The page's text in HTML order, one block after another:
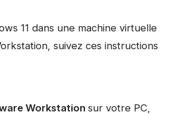
11 dans une machine virtuelle
suivez ces instructions
Workstation sur votre PC,